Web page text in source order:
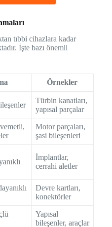
tıbbi cihazlara kadar
İşte bazı önemli
Örnekler
Türbin kanatları,
yapısal parçalar
Motor parçaları,
şasi bileşenleri
İmplantlar,
cerrahi aletler
Devre kartları,
konektörler
Yapısal
bileşenler, araçlar